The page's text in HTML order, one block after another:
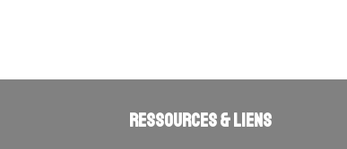
Ressources & liens